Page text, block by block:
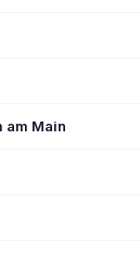
am Main